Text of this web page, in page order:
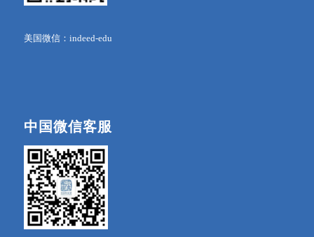
美国微信：indeed-edu
中国微信客服